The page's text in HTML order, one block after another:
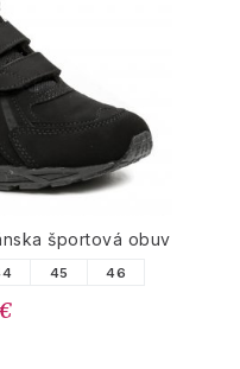
športová obuv
45 46